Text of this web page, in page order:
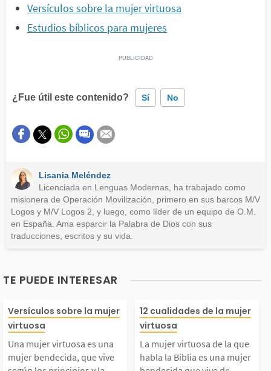
Versículos sobre la mujer virtuosa
Estudios bíblicos para mujeres
¿Fue útil este contenido? Sí No
Este contenido contiene información incorrecta
Otro
Lisania Meléndez
Licenciada en Lenguas Modernas, ha trabajado como
misionera de Operación Movilización, primero en sus barcos M/V
Logos y M/V Logos 2, y luego, como líder de un equipo de O.M.
en España. Ama esparcir la Palabra de Dios con sus
traducciones, escritos y su vida.
TE PUEDE INTERESAR
mujer virtuosa es
mujer bendecida,
Versículos sobre la mujer
virtuosa
Una mujer virtuosa es una
mujer bendecida, que vive
La mujer
a que habla la
12 cualidades de la mujer
virtuosa
La mujer virtuosa de la que
habla la Biblia es una mujer